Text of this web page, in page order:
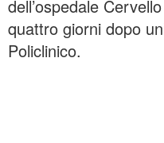
dell’ospedale
quattro giorni dopo
Policlinico.